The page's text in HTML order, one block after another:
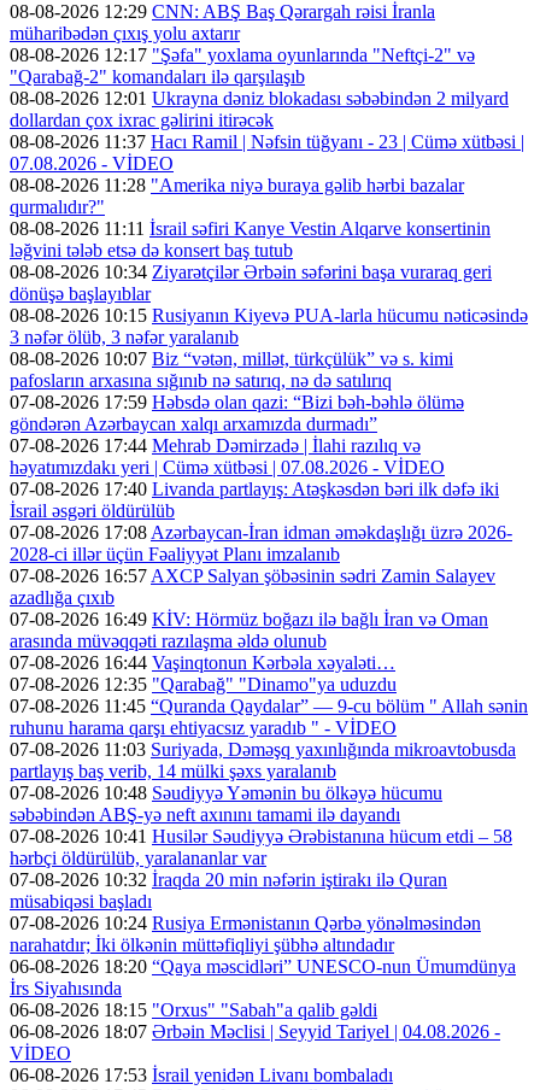
08-08-2026 12:29 CNN: ABŞ Baş Qərargah rəisi İranla
müharibədən çıxış yolu axtarır
08-08-2026 12:17 "Şəfa" yoxlama oyunlarında "Neftçi-2" və
"Qarabağ-2" komandaları ilə qarşılaşıb
08-08-2026 12:01 Ukrayna dəniz blokadası səbəbindən 2 milyard
dollardan çox ixrac gəlirini itirəcək
08-08-2026 11:37 Hacı Ramil | Nəfsin tüğyanı - 23 | Cümə xütbəsi |
07.08.2026 - VİDEO
08-08-2026 11:28 "Amerika niyə buraya gəlib hərbi bazalar
qurmalıdır?"
08-08-2026 11:11 İsrail səfiri Kanye Vestin Alqarve konsertinin
ləğvini tələb etsə də konsert baş tutub
08-08-2026 10:34 Ziyarətçilər Ərbəin səfərini başa vuraraq geri
dönüşə başlayıblar
08-08-2026 10:15 Rusiyanın Kiyevə PUA-larla hücumu nəticəsində
3 nəfər ölüb, 3 nəfər yaralanıb
08-08-2026 10:07 Biz “vətən, millət, türkçülük” və s. kimi
pafosların arxasına sığınıb nə satırıq, nə də satılırıq
07-08-2026 17:59 Həbsdə olan qazi: “Bizi bəh-bəhlə ölümə
göndərən Azərbaycan xalqı arxamızda durmadı”
07-08-2026 17:44 Mehrab Dəmirzadə | İlahi razılıq və
həyatımızdakı yeri | Cümə xütbəsi | 07.08.2026 - VİDEO
07-08-2026 17:40 Livanda partlayış: Atəşkəsdən bəri ilk dəfə iki
İsrail əsgəri öldürülüb
07-08-2026 17:08Azərbaycan-İran idman əməkdaşlığı üzrə 2026-
2028-ci illər üçün Fəaliyyət Planı imzalanıb
07-08-2026 16:57AXCP Salyan şöbəsinin sədri Zamin Salayev
azadlığa çıxıb
07-08-2026 16:49 KİV: Hörmüz boğazı ilə bağlı İran və Oman
arasında müvəqqəti razılaşma əldə olunub
07-08-2026 16:44 Vaşinqtonun Kərbəla xəyaləti…
07-08-2026 12:35 "Qarabağ" "Dinamo"ya uduzdu
07-08-2026 11:45 “Quranda Qaydalar” — 9-cu bölüm " Allah sənin
ruhunu harama qarşı ehtiyacsız yaradıb " - VİDEO
07-08-2026 11:03 Suriyada, Dəməşq yaxınlığında mikroavtobusda
partlayış baş verib, 14 mülki şəxs yaralanıb
07-08-2026 10:48 Səudiyyə Yəmənin bu ölkəyə hücumu
səbəbindən ABŞ-yə neft axınını tamami ilə dayandı
07-08-2026 10:41 Husilər Səudiyyə Ərəbistanına hücum etdi – 58
hərbçi öldürülüb, yaralananlar var
07-08-2026 10:32 İraqda 20 min nəfərin iştirakı ilə Quran
müsabiqəsi başladı
07-08-2026 10:24 Rusiya Ermənistanın Qərbə yönəlməsindən
narahatdır; İki ölkənin müttəfiqliyi şübhə altındadır
06-08-2026 18:20 “Qaya məscidləri” UNESCO-nun Ümumdünya
İrs Siyahısında
06-08-2026 18:15 "Orxus" "Sabah"a qalib gəldi
06-08-2026 18:07 Ərbəin Məclisi | Seyyid Tariyel | 04.08.2026 -
VİDEO
06-08-2026 17:53 İsrail yenidən Livanı bombaladı